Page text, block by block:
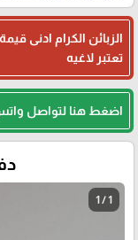
تعتبر لاغيه
اضغط هنا لتواصل
1 / 1